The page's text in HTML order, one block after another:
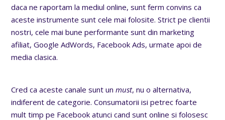
daca ne raportam la mediul online, sunt ferm convins ca
aceste instrumente sunt cele mai folosite. Strict pe clientii
nostri, cele mai bune performante sunt din marketing
afiliat, Google AdWords, Facebook Ads, urmate apoi de
media clasica.
Cred ca aceste canale sunt unmust, nu o alternativa,
indiferent de categorie. Consumatorii isi petrec foarte
mult timp pe Facebook atunci cand sunt online si folosesc